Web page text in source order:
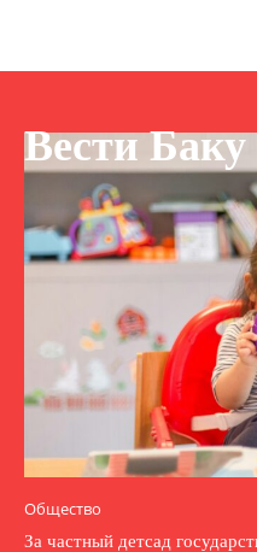
Вести Баку
Общество
За частный детсад